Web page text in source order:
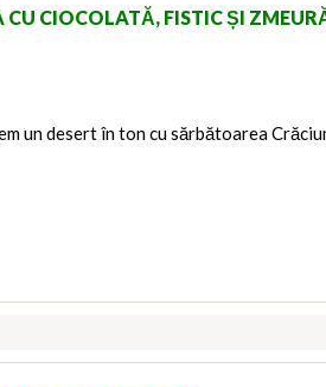
CIOCOLATĂ, FISTIC ȘI
un desert în ton cu sărbătoarea